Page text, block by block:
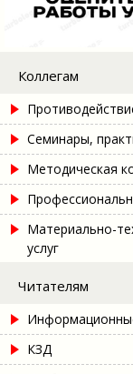
Коллегам
Семинары,
Методическая
Материально-
услуг
Читателям
КЗД